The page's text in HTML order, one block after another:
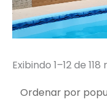
Exibindo 1–12 de